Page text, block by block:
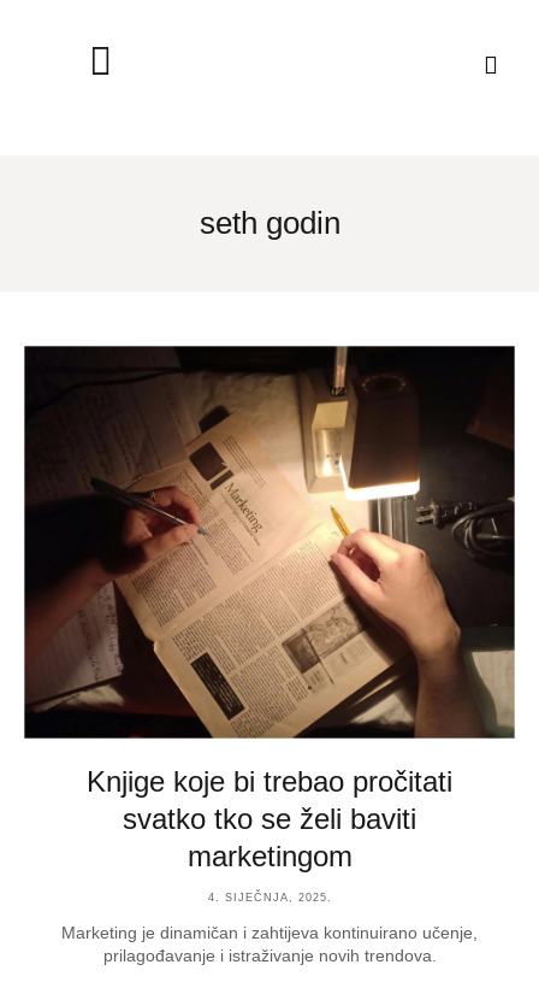
seth godin
Knjige koje bi trebao pročitati
svatko tko se želi baviti
marketingom
4. SIJEČNJA, 2025.
Marketing je dinamičan i zahtijeva kontinuirano učenje,
prilagođavanje i istraživanje novih trendova.